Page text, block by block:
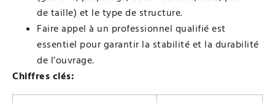
de taille) et le type de structure.
Faire appel à un professionnel qualifié est
essentiel pour garantir la stabilité et la durabilité
de l’ouvrage.
Chiffres clés: